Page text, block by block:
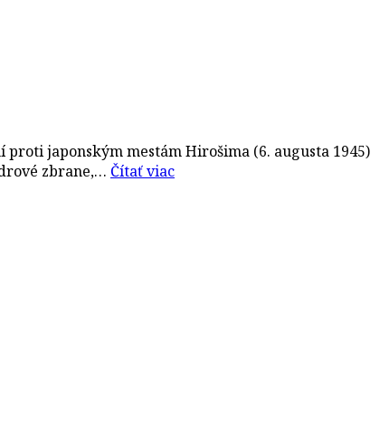
japonským mestám Hirošima (6. augusta 1945)
zbrane,… Čítať viac